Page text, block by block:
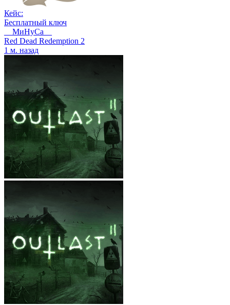
Кейс:
Бесплатный ключ
__МиНуСа__
Red Dead Redemption 2
1 м. назад